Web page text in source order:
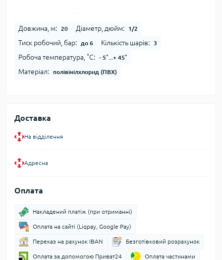
Довжина, м: 20 Діаметр, дюйм: 1/2
Тиск робочий, бар: до 6 Кількість шарів: 3
Робоча температура, ˚С: - 5˚...+ 45˚
Матеріал: полівінілхлорид (ПВХ)
Доставка
На відділення
Адресна
Оплата
Накладений платіж (при отриманні)
Оплата на сайті (Liqpay, Google Pay)
Переказ на рахунок IBAN Безготівковий розрахунок
Оплата за допомогою Приват24 Оплата частинами